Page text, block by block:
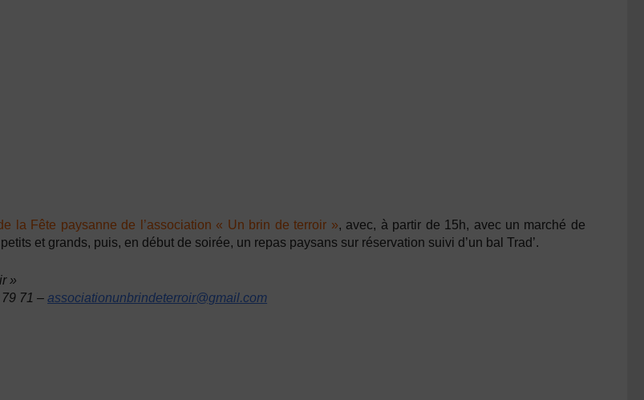
la Fête paysanne de l’association « Un brin de terroir », avec, à partir de 15h, avec un marché de
et grands, puis, en début de soirée, un repas paysans sur réservation suivi d’un bal Trad’.
»
79 71 –associationunbrindeterroir@gmail.com